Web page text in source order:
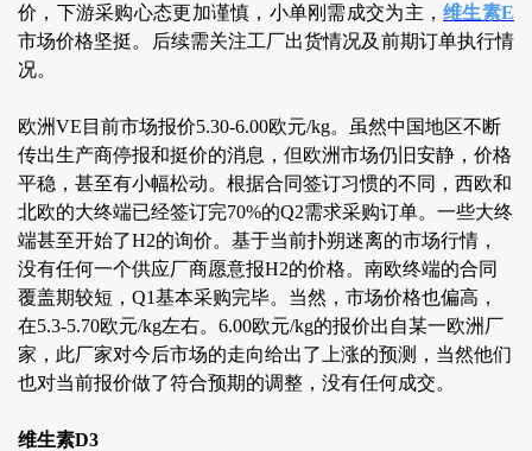
价，下游采购心态更加谨慎，小单刚需成交为主，维生素E
市场价格坚挺。后续需关注工厂出货情况及前期订单执行情
况。
欧洲VE目前市场报价5.30-6.00欧元/kg。虽然中国地区不断
传出生产商停报和挺价的消息，但欧洲市场仍旧安静，价格
平稳，甚至有小幅松动。根据合同签订习惯的不同，西欧和
北欧的大终端已经签订完70%的Q2需求采购订单。一些大终
端甚至开始了H2的询价。基于当前扑朔迷离的市场行情，
没有任何一个供应厂商愿意报H2的价格。南欧终端的合同
覆盖期较短，Q1基本采购完毕。当然，市场价格也偏高，
在5.3-5.70欧元/kg左右。6.00欧元/kg的报价出自某一欧洲厂
家，此厂家对今后市场的走向给出了上涨的预测，当然他们
也对当前报价做了符合预期的调整，没有任何成交。
维生素D3